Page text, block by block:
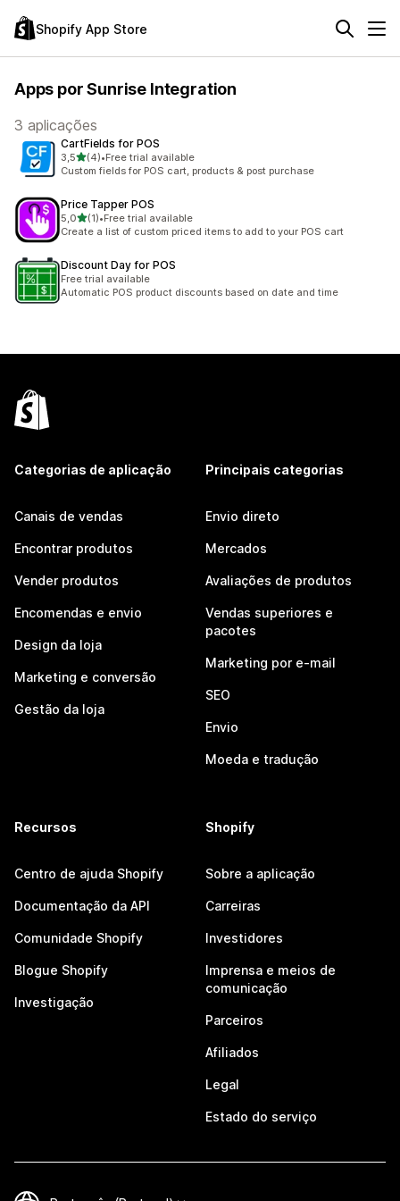
Shopify App Store
Apps por Sunrise Integration
3 aplicações
CartFields for POS
3,5de 5 estrelas
(4)
4 total de avaliações
•Free trial available
Custom fields for POS cart, products & post purchase
Price Tapper POS
5,0de 5 estrelas
(1)
1 total de avaliações
•Free trial available
Create a list of custom priced items to add to your POS cart
Discount Day for POS
Free trial available
Automatic POS product discounts based on date and time
Categorias de aplicação
Canais de vendas
Encontrar produtos
Vender produtos
Encomendas e envio
Design da loja
Marketing e conversão
Gestão da loja
Principais categorias
Envio direto
Mercados
Avaliações de produtos
Vendas superiores e
pacotes
Marketing por e-mail
SEO
Envio
Moeda e tradução
Recursos
Centro de ajuda Shopify
Documentação da API
Comunidade Shopify
Blogue Shopify
Investigação
Shopify
Sobre a aplicação
Carreiras
Investidores
Imprensa e meios de
comunicação
Parceiros
Afiliados
Legal
Estado do serviço